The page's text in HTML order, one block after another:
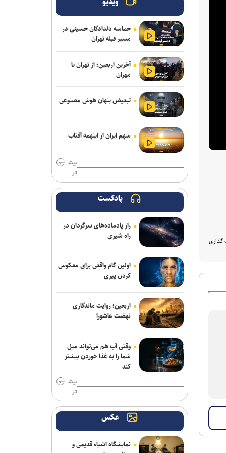
گذاری
حماسه دلدادگان حسینی در
مسیر قبله تهران
آخرین اربعین؛ از تهران تا
مهران
تبعیض پنهان هوش مصنوعی
سهم ایران از اینهمه آفتاب
بیش
تر
پادکست
راز پادماده‌های سرگردان در
راه شیری
اولین گام واقعی برای معکوس
کردن پیری
اربعین؛ روایت ماندگاری
نهضت عاشورا
وقتی آب هم می‌تواند میل
شما را به غذا خوردن بیشتر
کند
بیش
تر
عکس
نمایشگاه اشیاء قدیمی و